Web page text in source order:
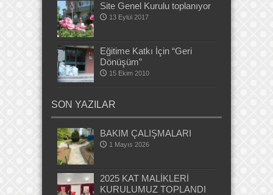
Site Genel Kurulu toplanıyor
13 Eylül 2017
Eğitime Katkı İçin “Geri
Dönüşüm”
15 Ekim 2010
SON YAZILAR
BAKIM ÇALIŞMALARI
1 Mayıs 2026
2025 KAT MALİKLERİ
KURULUMUZ TOPLANDI